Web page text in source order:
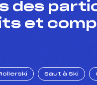
des
et
Saut à Ski